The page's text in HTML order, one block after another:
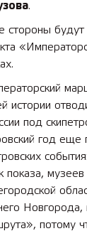
.
стороны
истории
под
год
показа,
Новгорода,
потому